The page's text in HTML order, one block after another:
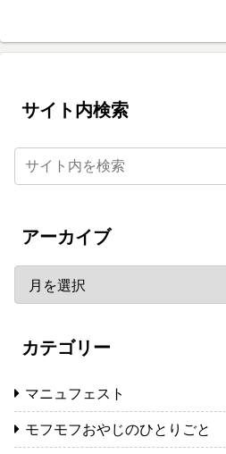
サイト内検索
アーカイブ
カテゴリー
マニュフェスト
モフモフおやじのひとりごと